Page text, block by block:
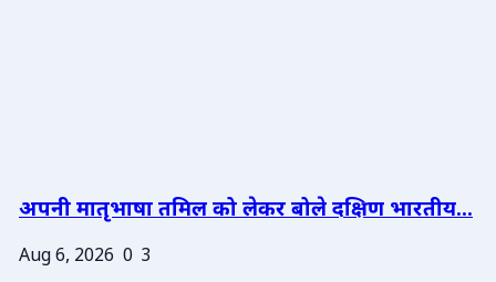
अपनी मातृभाषा तमिल को लेकर बोले दक्षिण भारतीय...
Aug 6, 2026 0 3